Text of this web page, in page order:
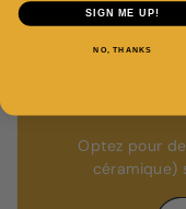
Optez pour
céramique)
SIGN ME UP!
NO, THANKS